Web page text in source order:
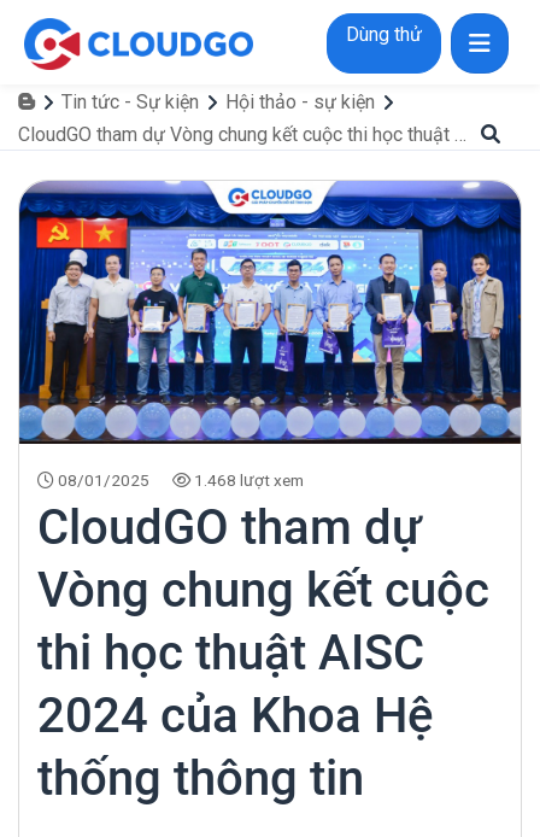
Dùng thử
Tin tức - Sự kiện
Hội thảo - sự kiện
CloudGO tham dự Vòng chung kết cuộc thi học thuật AISC 2024 của Khoa Hệ thống thông tin
08/01/2025 1.468 lượt xem
CloudGO tham dự
Vòng chung kết cuộc
thi học thuật AISC
2024 của Khoa Hệ
thống thông tin